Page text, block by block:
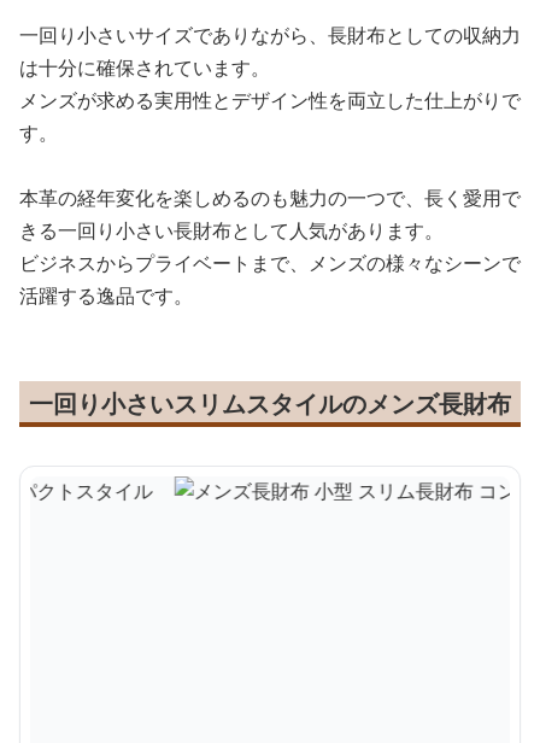
一回り小さいサイズでありながら、長財布としての収納力
は十分に確保されています。
メンズが求める実用性とデザイン性を両立した仕上がりで
す。
本革の経年変化を楽しめるのも魅力の一つで、長く愛用で
きる一回り小さい長財布として人気があります。
ビジネスからプライベートまで、メンズの様々なシーンで
活躍する逸品です。
一回り小さいスリムスタイルのメンズ長財布